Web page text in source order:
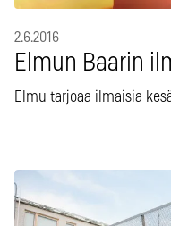
2.6.2016
Elmun Baarin
Elmu tarjoaa ilmaisia